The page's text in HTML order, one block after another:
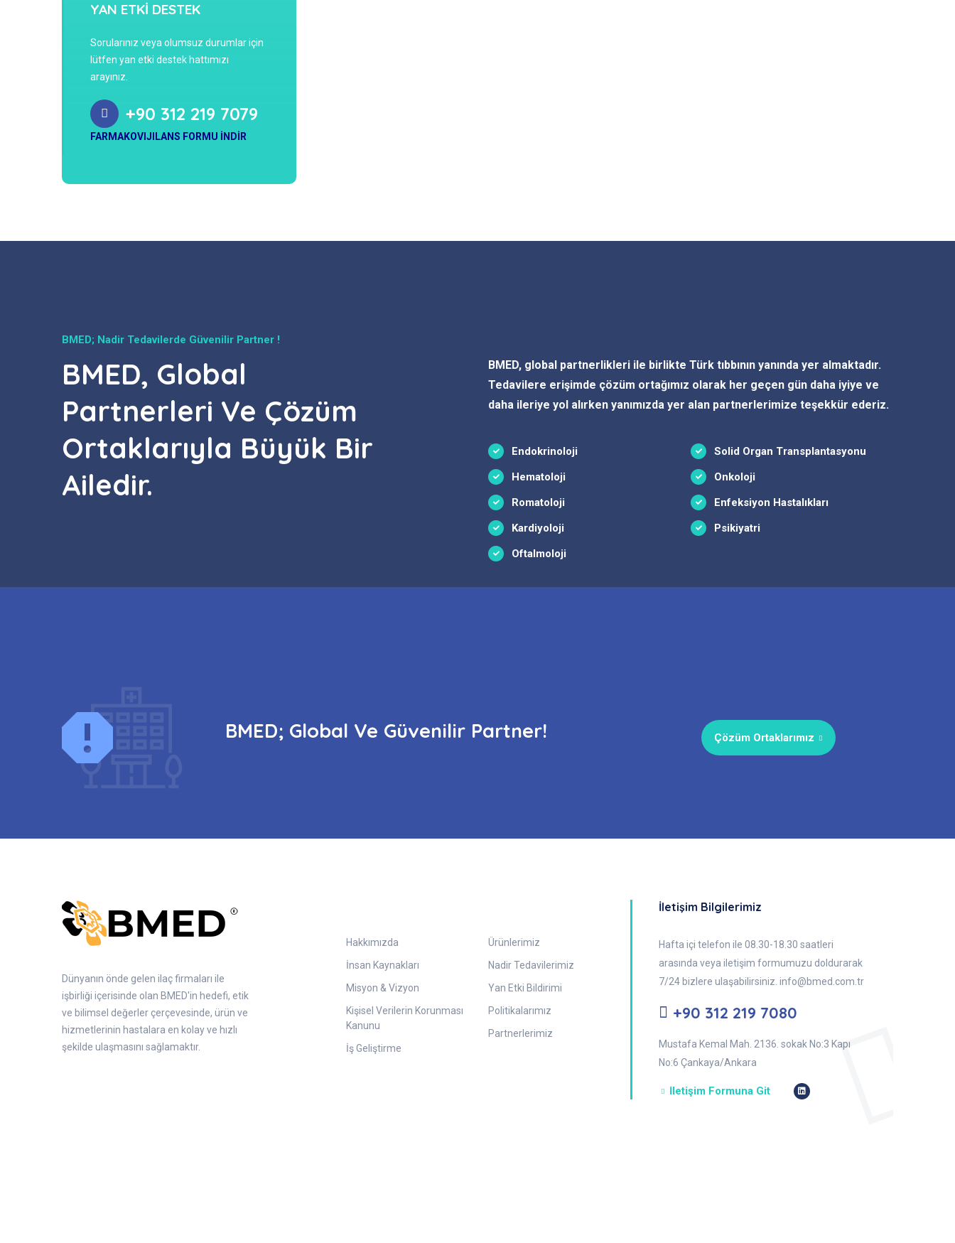
YAN ETKİ DESTEK
Sorularınız veya olumsuz durumlar için
lütfen yan etki destek hattımızı
arayınız.
+90 312 219 7079
FARMAKOVIJILANS FORMU İNDİR
BMED; Nadir Tedavilerde Güvenilir Partner !
BMED, Global
Partnerleri Ve Çözüm
Ortaklarıyla Büyük Bir
Ailedir.
BMED, global partnerlikleri ile birlikte Türk tıbbının yanında yer almaktadır.
Tedavilere erişimde çözüm ortağımız olarak her geçen gün daha iyiye ve
daha ileriye yol alırken yanımızda yer alan partnerlerimize teşekkür ederiz.
Endokrinoloji
Solid Organ Transplantasyonu
Hematoloji
Onkoloji
Romatoloji
Enfeksiyon Hastalıkları
Kardiyoloji
Psikiyatri
Oftalmoloji
BMED; Global Ve Güvenilir Partner! Çözüm Ortaklarımız
Dünyanın önde gelen ilaç firmaları ile
işbirliği içerisinde olan BMED'in hedefi, etik
ve bilimsel değerler çerçevesinde, ürün ve
hizmetlerinin hastalara en kolay ve hızlı
şekilde ulaşmasını sağlamaktır.
Hakkımızda
İnsan Kaynakları
Misyon & Vizyon
Kişisel Verilerin Korunması
Kanunu
İş Geliştirme
Ürünlerimiz
Nadir Tedavilerimiz
Yan Etki Bildirimi
Politikalarımız
Partnerlerimiz
İletişim Bilgilerimiz
Hafta içi telefon ile 08.30-18.30 saatleri
arasında veya iletişim formumuzu doldurarak
7/24 bizlere ulaşabilirsiniz. info@bmed.com.tr
+90 312 219 7080
Mustafa Kemal Mah. 2136. sokak No:3 Kapı
No:6 Çankaya/Ankara
İletişim Formuna Git